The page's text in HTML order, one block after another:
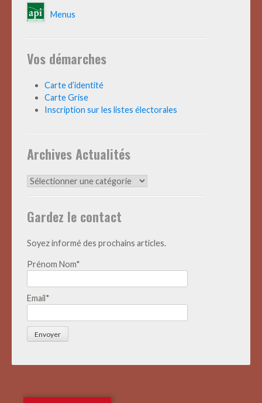
Menus
Vos démarches
Carte d’identité
Carte Grise
Inscription sur les listes électorales
Archives Actualités
Archives
Gardez le contact
Soyez informé des prochains articles.
Prénom Nom*
Email*